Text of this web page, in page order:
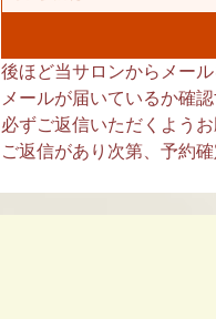
後ほど当サロンからメール
メールが届いているか確
必ずご返信いただくようお
ご返信があり次第、予約確